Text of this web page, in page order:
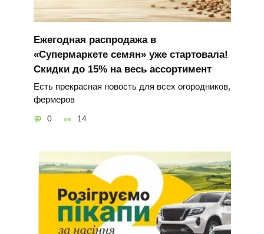
Ежегодная распродажа в
«Супермаркете семян» уже стартовала!
Скидки до 15% на весь ассортимент
Есть прекрасная новость для всех огородников,
фермеров
0 14